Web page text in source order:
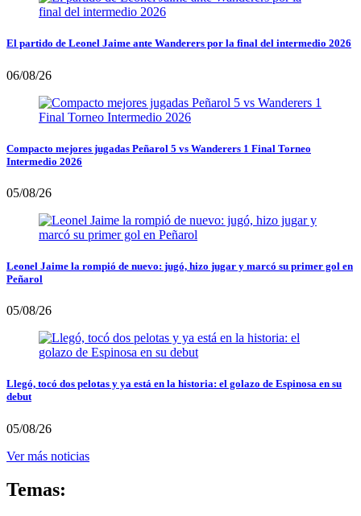
El partido de Leonel Jaime ante Wanderers por la final del intermedio 2026
06/08/26
Compacto mejores jugadas Peñarol 5 vs Wanderers 1 Final Torneo
Intermedio 2026
05/08/26
Leonel Jaime la rompió de nuevo: jugó, hizo jugar y marcó su primer gol en
Peñarol
05/08/26
Llegó, tocó dos pelotas y ya está en la historia: el golazo de Espinosa en su
debut
05/08/26
Ver más noticias
Temas: